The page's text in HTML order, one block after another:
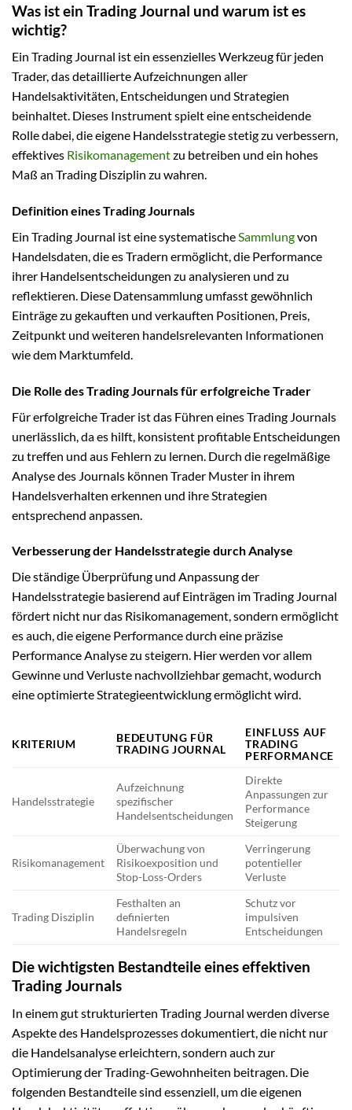
Was ist ein Trading Journal und warum ist es
wichtig?
Ein Trading Journal ist ein essenzielles Werkzeug für jeden
Trader, das detaillierte Aufzeichnungen aller
Handelsaktivitäten, Entscheidungen und Strategien
beinhaltet. Dieses Instrument spielt eine entscheidende
Rolle dabei, die eigene Handelsstrategie stetig zu verbessern,
effektives Risikomanagementzu betreiben und ein hohes
Maß an Trading Disziplin zu wahren.
Definition eines Trading Journals
Ein Trading Journal ist eine systematischeSammlungvon
Handelsdaten, die es Tradern ermöglicht, die Performance
ihrer Handelsentscheidungen zu analysieren und zu
reflektieren. Diese Datensammlung umfasst gewöhnlich
Einträge zu gekauften und verkauften Positionen, Preis,
Zeitpunkt und weiteren handelsrelevanten Informationen
wie dem Marktumfeld.
Die Rolle des Trading Journals für erfolgreiche Trader
Für erfolgreiche Trader ist das Führen eines Trading Journals
unerlässlich, da es hilft, konsistent profitable Entscheidungen
zu treffen und aus Fehlern zu lernen. Durch die regelmäßige
Analyse des Journals können Trader Muster in ihrem
Handelsverhalten erkennen und ihre Strategien
entsprechend anpassen.
Verbesserung der Handelsstrategie durch Analyse
Die ständige Überprüfung und Anpassung der
Handelsstrategie basierend auf Einträgen im Trading Journal
fördert nicht nur das Risikomanagement, sondern ermöglicht
es auch, die eigene Performance durch eine präzise
Performance Analyse zu steigern. Hier werden vor allem
Gewinne und Verluste nachvollziehbar gemacht, wodurch
eine optimierte Strategieentwicklung ermöglicht wird.
KRITERIUM
BEDEUTUNG FÜR
TRADING JOURNAL
EINFLUSS AUF
TRADING
PERFORMANCE
Handelsstrategie
Aufzeichnung
spezifischer
Handelsentscheidungen
Direkte
Anpassungen zur
Performance
Steigerung
Risikomanagement
Überwachung von
Risikoexposition und
Stop-Loss-Orders
Verringerung
potentieller
Verluste
Trading Disziplin
Festhalten an
definierten
Handelsregeln
Schutz vor
impulsiven
Entscheidungen
Die wichtigsten Bestandteile eines effektiven
Trading Journals
In einem gut strukturierten Trading Journal werden diverse
Aspekte des Handelsprozesses dokumentiert, die nicht nur
die Handelsanalyse erleichtern, sondern auch zur
Optimierung der Trading-Gewohnheiten beitragen. Die
folgenden Bestandteile sind essenziell, um die eigenen